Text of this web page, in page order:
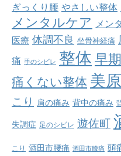
ぎっくり腰 やさしい整体
メンタルケア メン
医療 体調不良 坐骨神経痛
痛 手のシビレ 整体 早
痛くない整体 美
こり 肩の痛み 背中の痛み
失調症 足のシビレ 遊佐町
こり 酒田市腰痛 酒田市膝痛 頭